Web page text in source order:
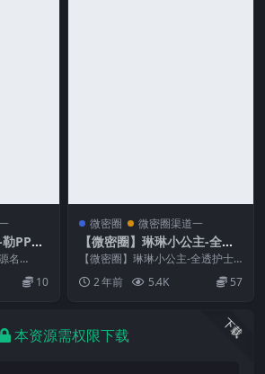
PP的
名
-勒PP
10
微密圈 微密圈渠道一
【微密圈】琳琳小公主-全透
护士服
【微密圈】琳琳小公主-全透护士
服 资源简介 「资源名称」：【微
密圈】琳琳小公主-...
2 年前 5.4K 57
下载
本资源需权限下载